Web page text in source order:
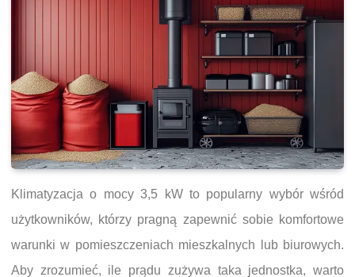
Klimatyzacja o mocy 3,5 kW to popularny wybór wśród
użytkowników, którzy pragną zapewnić sobie komfortowe
warunki w pomieszczeniach mieszkalnych lub biurowych.
Aby zrozumieć, ile prądu zużywa taka jednostka, warto